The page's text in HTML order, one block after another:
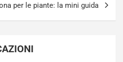
per le piante: la mini guida